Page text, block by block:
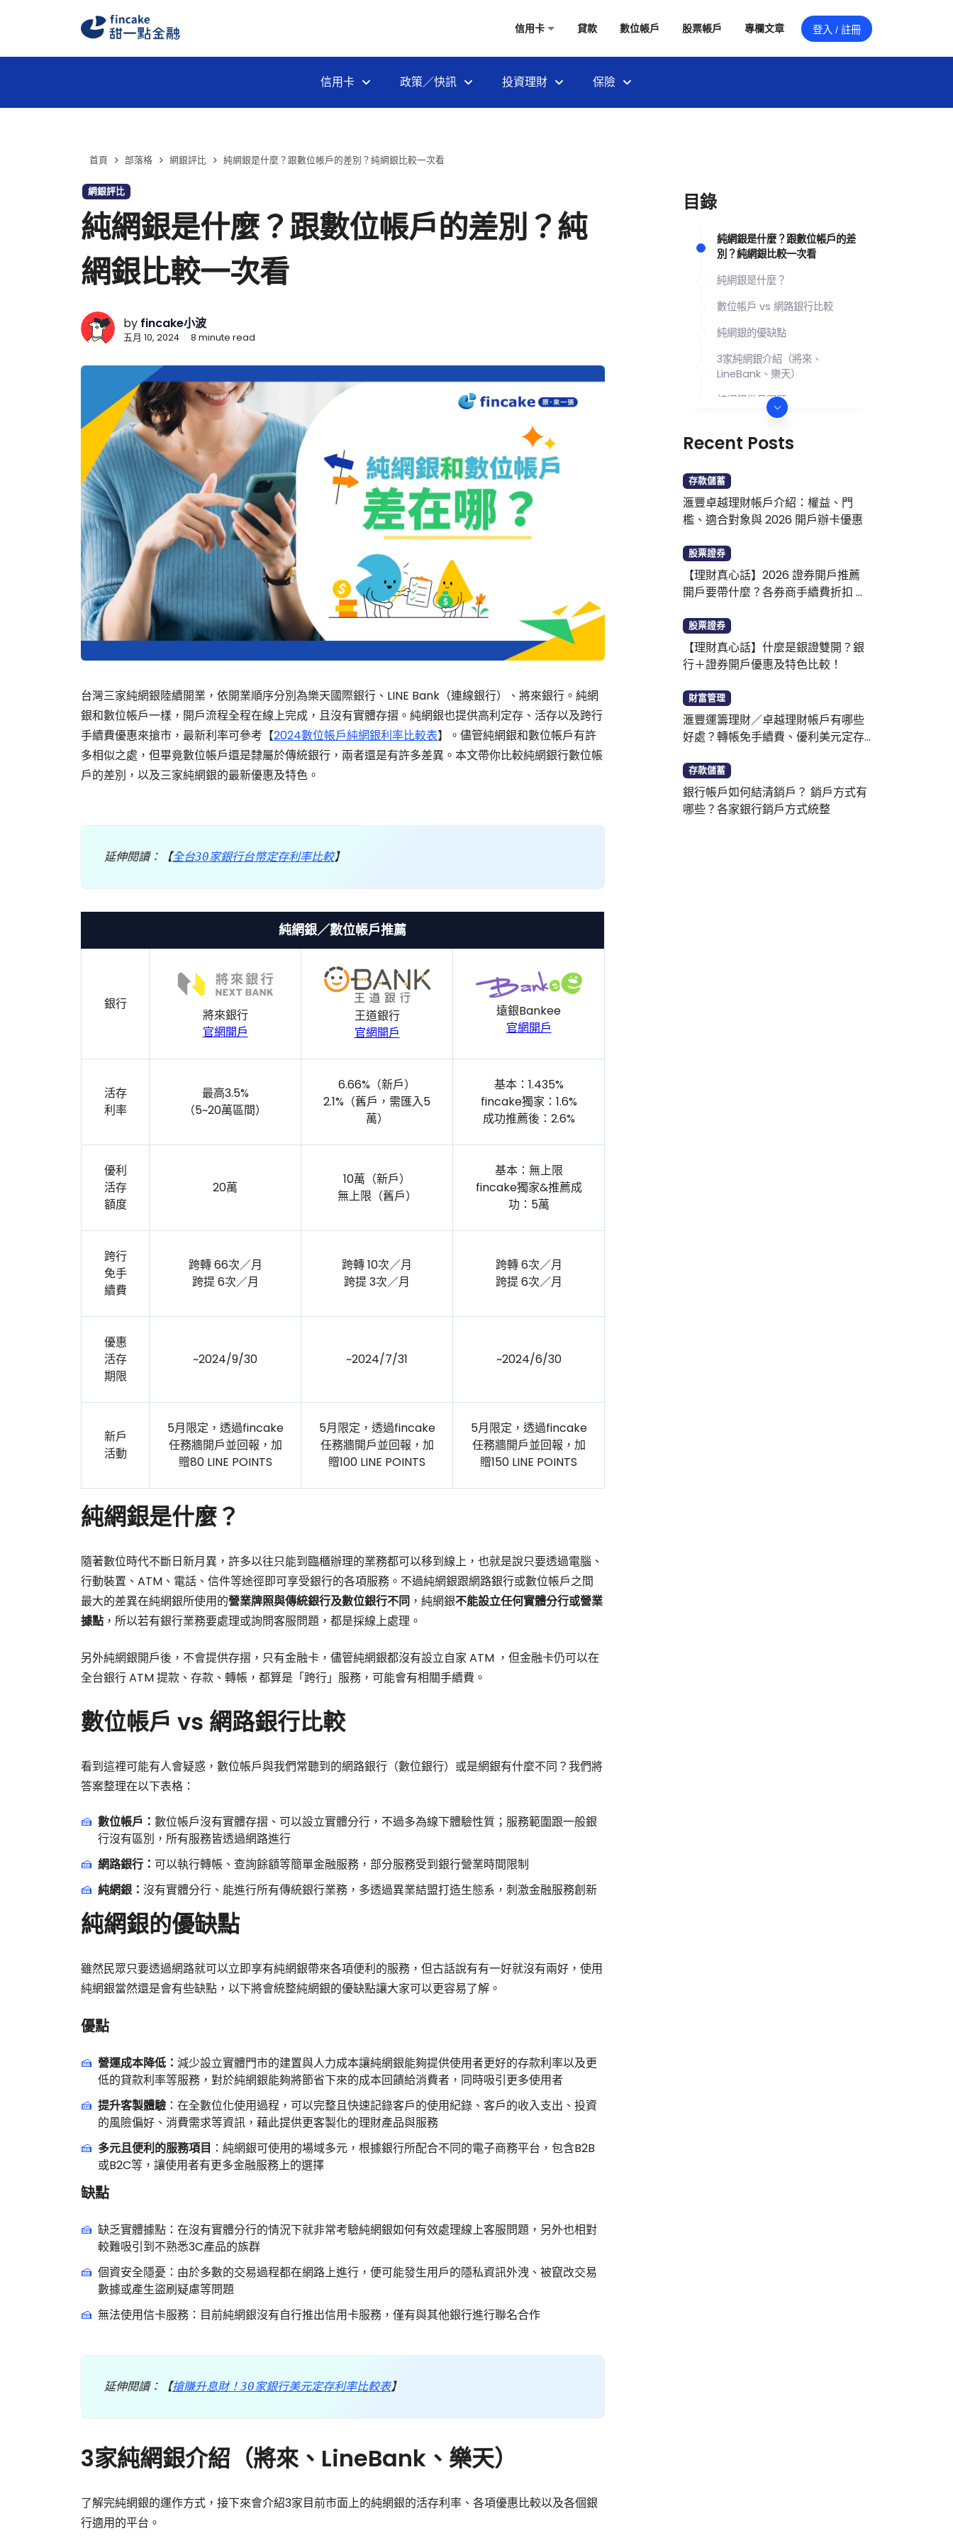
信用卡 貸款 數位帳戶 股票帳戶 專欄文章 登入 / 註冊
信用卡 政策／快訊 投資理財 保險
首頁 部落格 網銀評比 純網銀是什麼？跟數位帳戶的差別？純網銀比較一次看
網銀評比
純網銀是什麼？跟數位帳戶的差別？純
網銀比較一次看
by fincake小波
五月 10, 2024 8 minute read
台灣三家純網銀陸續開業，依開業順序分別為樂天國際銀行、LINE Bank（連線銀行）、將來銀行。純網
銀和數位帳戶一樣，開戶流程全程在線上完成，且沒有實體存摺。純網銀也提供高利定存、活存以及跨行
手續費優惠來搶市，最新利率可參考【2024數位帳戶純網銀利率比較表】。儘管純網銀和數位帳戶有許
多相似之處，但畢竟數位帳戶還是隸屬於傳統銀行，兩者還是有許多差異。本文帶你比較純網銀行數位帳
戶的差別，以及三家純網銀的最新優惠及特色。
延伸閱讀：【全台30家銀行台幣定存利率比較】
純網銀／數位帳戶推薦
銀行
將來銀行
官網開戶
王道銀行
官網開戶
遠銀Bankee
官網開戶
活存
利率
最高3.5%
（5~20萬區間）
6.66%（新戶）
2.1%（舊戶，需匯入5
萬）
基本：1.435%
fincake獨家：1.6%
成功推薦後：2.6%
優利
活存
額度
20萬
10萬（新戶）
無上限（舊戶）
基本：無上限
fincake獨家&推薦成
功：5萬
跨行
免手
續費
跨轉 66次／月
跨提 6次／月
跨轉 10次／月
跨提 3次／月
跨轉 6次／月
跨提 6次／月
優惠
活存
期限
~2024/9/30 ~2024/7/31 ~2024/6/30
新戶
活動
5月限定，透過fincake
任務牆開戶並回報，加
贈80 LINE POINTS
5月限定，透過fincake
任務牆開戶並回報，加
贈100 LINE POINTS
5月限定，透過fincake
任務牆開戶並回報，加
贈150 LINE POINTS
純網銀是什麼？
隨著數位時代不斷日新月異，許多以往只能到臨櫃辦理的業務都可以移到線上，也就是說只要透過電腦、
行動裝置、ATM、電話、信件等途徑即可享受銀行的各項服務。不過純網銀跟網路銀行或數位帳戶之間
最大的差異在純網銀所使用的營業牌照與傳統銀行及數位銀行不同 ，純網銀不能設立任何實體分行或營業
據點 ，所以若有銀行業務要處理或詢問客服問題，都是採線上處理。
另外純網銀開戶後，不會提供存摺，只有金融卡，儘管純網銀都沒有設立自家 ATM ，但金融卡仍可以在
全台銀行 ATM 提款、存款、轉帳，都算是「跨行」服務，可能會有相關手續費。
數位帳戶 vs 網路銀行比較
看到這裡可能有人會疑惑，數位帳戶與我們常聽到的網路銀行（數位銀行）或是網銀有什麼不同？我們將
答案整理在以下表格：
數位帳戶： 數位帳戶沒有實體存摺、可以設立實體分行，不過多為線下體驗性質；服務範圍跟一般銀
行沒有區別，所有服務皆透過網路進行
網路銀行： 可以執行轉帳、查詢餘額等簡單金融服務，部分服務受到銀行營業時間限制
純網銀： 沒有實體分行、能進行所有傳統銀行業務，多透過異業結盟打造生態系，刺激金融服務創新
純網銀的優缺點
雖然民眾只要透過網路就可以立即享有純網銀帶來各項便利的服務，但古話說有有一好就沒有兩好，使用
純網銀當然還是會有些缺點，以下將會統整純網銀的優缺點讓大家可以更容易了解。
優點
營運成本降低： 減少設立實體門市的建置與人力成本讓純網銀能夠提供使用者更好的存款利率以及更
低的貸款利率等服務，對於純網銀能夠將節省下來的成本回饋給消費者，同時吸引更多使用者
提升客製體驗 ：在全數位化使用過程，可以完整且快速記錄客戶的使用紀錄、客戶的收入支出、投資
的風險偏好、消費需求等資訊，藉此提供更客製化的理財產品與服務
多元且便利的服務項目 ：純網銀可使用的場域多元，根據銀行所配合不同的電子商務平台，包含B2B
或B2C等，讓使用者有更多金融服務上的選擇
缺點
缺乏實體據點：在沒有實體分行的情況下就非常考驗純網銀如何有效處理線上客服問題，另外也相對
較難吸引到不熟悉3C產品的族群
個資安全隱憂：由於多數的交易過程都在網路上進行，便可能發生用戶的隱私資訊外洩、被竄改交易
數據或產生盜刷疑慮等問題
無法使用信卡服務：目前純網銀沒有自行推出信用卡服務，僅有與其他銀行進行聯名合作
延伸閱讀：【搶賺升息財！30家銀行美元定存利率比較表】
3家純網銀介紹（將來、LineBank、樂天）
了解完純網銀的運作方式，接下來會介紹3家目前市面上的純網銀的活存利率、各項優惠比較以及各個銀
行適用的平台。
目錄
純網銀是什麼？跟數位帳戶的差
別？純網銀比較一次看
純網銀是什麼？
數位帳戶 vs 網路銀行比較
純網銀的優缺點
3家純網銀介紹（將來、
LineBank、樂天）
純網銀常見問題Q&A
Recent Posts
存款儲蓄
滙豐卓越理財帳戶介紹：權益、門
檻、適合對象與 2026 開戶辦卡優惠
股票證券
【理財真心話】2026 證券開戶推薦
開戶要帶什麼？各券商手續費折扣 新
股票證券
【理財真心話】什麼是銀證雙開？銀
行＋證券開戶優惠及特色比較！
財富管理
滙豐運籌理財／卓越理財帳戶有哪些
好處？轉帳免手續費、優利美元定存
存款儲蓄
銀行帳戶如何結清銷戶？ 銷戶方式有
哪些？各家銀行銷戶方式統整